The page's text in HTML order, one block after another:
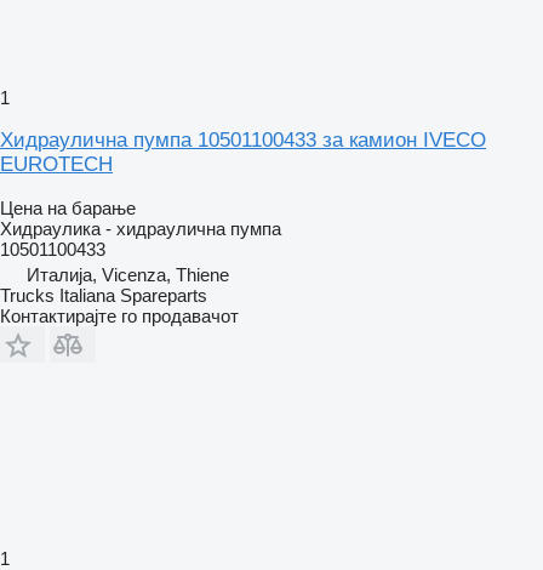
1
Хидраулична пумпа 10501100433 за камион IVECO
EUROTECH
Цена на барање
Хидраулика - хидраулична пумпа
10501100433
Италија, Vicenza, Thiene
Trucks Italiana Spareparts
Контактирајте го продавачот
1